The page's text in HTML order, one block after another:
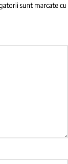
sunt marcate cu